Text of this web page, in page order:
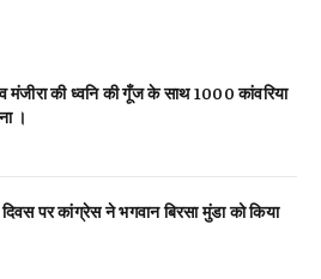
की ध्वनि की गूँज के साथ 1000 कांवरिया
।
पर कांग्रेस ने भगवान बिरसा मुंडा को किया